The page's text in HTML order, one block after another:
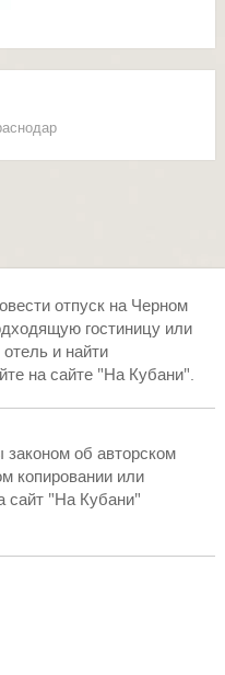
отпуск на Черном
гостиницу или
и найти
на сайте "На Кубани".
об авторском
копировании или
сайт "На Кубани"